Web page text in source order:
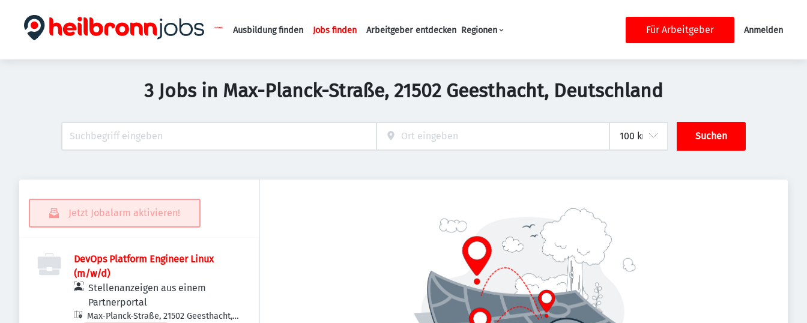
Haupt-Navigation
Ausbildung finden Jobs finden Arbeitgeber entdecken Regionen Für Arbeitgeber Anmelden
3 Jobs in Max-Planck-Straße, 21502 Geesthacht, Deutschland
Suchen
Jetzt Jobalarm aktivieren!
DevOps Platform Engineer Linux
(m/w/d)
Stellenanzeigen aus einem
Partnerportal
Max-Planck-Straße, 21502 Geesthacht,